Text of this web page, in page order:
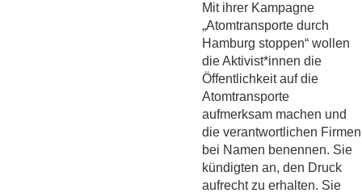
Mit ihrer Kampagne
„Atomtransporte durch
Hamburg stoppen“ wollen
die Aktivist*innen die
Öffentlichkeit auf die
Atomtransporte
aufmerksam machen und
die verantwortlichen Firmen
bei Namen benennen. Sie
kündigten an, den Druck
aufrecht zu erhalten. Sie